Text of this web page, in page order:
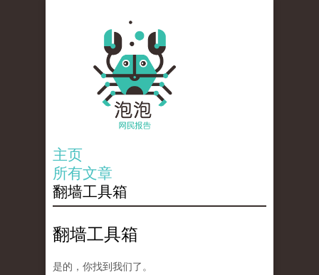
主页
所有文章
翻墙工具箱
翻墙工具箱
是的，你找到我们了。